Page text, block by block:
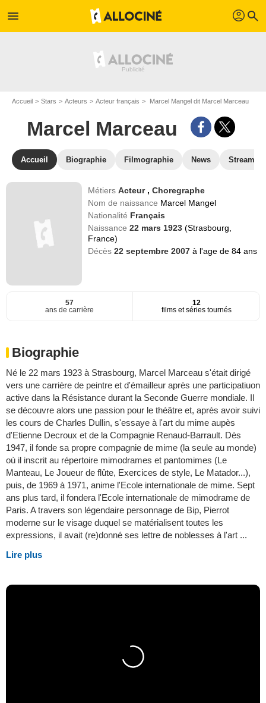
menu profil search
Accueil Stars Acteurs Acteur français Marcel Mangel dit Marcel Marceau
Marcel Marceau
Accueil Biographie Filmographie News Streaming
MétiersActeur ,Choregraphe
Nom de naissance Marcel Mangel
Nationalité Français
Naissance22 mars 1923(Strasbourg,
France)
Décès22 septembre 2007à l'age de 84 ans
57
ans de carrière
12
films et séries tournés
Biographie
Né le 22 mars 1923 à Strasbourg, Marcel Marceau s'était dirigé
vers une carrière de peintre et d'émailleur après une participatiuon
active dans la Résistance durant la Seconde Guerre mondiale. Il
se découvre alors une passion pour le théâtre et, après avoir suivi
les cours de Charles Dullin, s'essaye à l'art du mime aupès
d'Etienne Decroux et de la Compagnie Renaud-Barrault. Dès
1947, il fonde sa propre compagnie de mime (la seule au monde)
où il inscrit au répertoire mimodrames et pantomimes (Le
Manteau, Le Joueur de flûte, Exercices de style, Le Matador...),
puis, de 1969 à 1971, anime l'Ecole internationale de mime. Sept
ans plus tard, il fondera l'Ecole internationale de mimodrame de
Paris. A travers son légendaire personnage de Bip, Pierrot
moderne sur le visage duquel se matérialisent toutes les
expressions, il avait (re)donné ses lettre de noblesses à l'art ...
Lire plus